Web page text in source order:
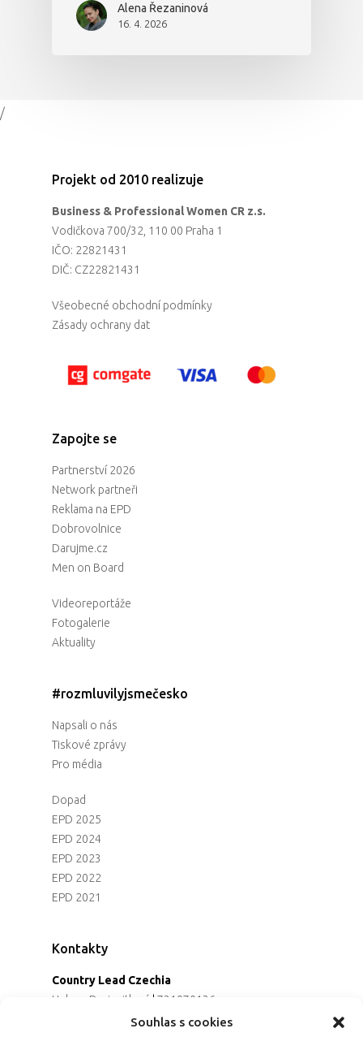
Souhlas s cookies
Alena Řezaninová
16. 4. 2026
/
Projekt od 2010 realizuje
Business & Professional Women CR z.s.
Vodičkova 700/32, 110 00 Praha 1
IČO: 22821431
DIČ: CZ22821431
Všeobecné obchodní podmínky
Zásady ochrany dat
Zapojte se
Partnerství 2026
Network partneři
Reklama na EPD
Dobrovolnice
Darujme.cz
Men on Board
Videoreportáže
Fotogalerie
Aktuality
#rozmluvilyjsmečesko
Napsali o nás
Tiskové zprávy
Pro média
Dopad
EPD 2025
EPD 2024
EPD 2023
EPD 2022
EPD 2021
Kontakty
Country Lead Czechia
Helena Dreiseitlová | 731970136
Koordinátorka projektu